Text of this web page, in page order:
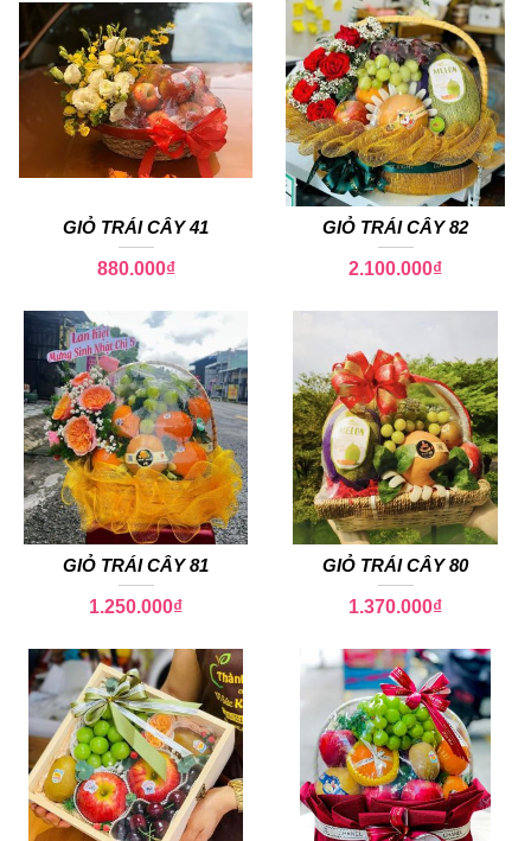
GIỎ TRÁI CÂY 41
880.000₫
GIỎ TRÁI CÂY 82
2.100.000₫
GIỎ TRÁI CÂY 81
1.250.000₫
GIỎ TRÁI CÂY 80
1.370.000₫